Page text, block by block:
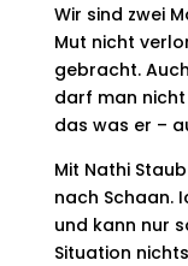
Wir sind zwei
Mut nicht
gebracht.
darf man nicht
das was er –
Mit Nathi
nach Schaan.
und kann nur
Situation